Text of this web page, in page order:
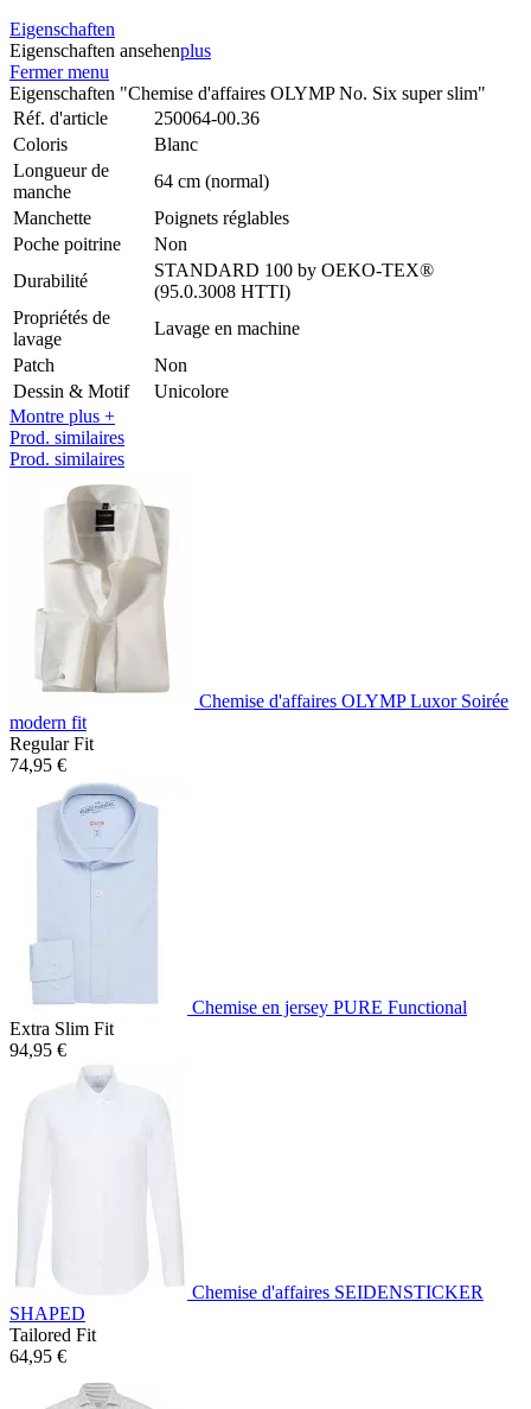
Eigenschaften
Eigenschaften ansehenplus
Fermer menu
Eigenschaften "Chemise d'affaires OLYMP No. Six super slim"
Réf. d'article
250064-00.36
Coloris
Blanc
Longueur de
manche
64 cm (normal)
Manchette
Poignets réglables
Poche poitrine
Non
Durabilité
STANDARD 100 by OEKO-TEX®
(95.0.3008 HTTI)
Propriétés de
lavage
Lavage en machine
Patch
Non
Dessin & Motif
Unicolore
Montre plus +
Prod. similaires
Prod. similaires
Chemise d'affaires OLYMP Luxor Soirée
modern fit
Regular Fit
74,95 €
Chemise en jersey PURE Functional
Extra Slim Fit
94,95 €
Chemise d'affaires SEIDENSTICKER
SHAPED
Tailored Fit
64,95 €